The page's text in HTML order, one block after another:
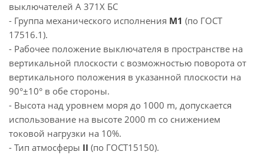
выключателей А 371Х БС
- Группа механического исполнения М1 (по ГОСТ
17516.1).
- Рабочее положение выключателя в пространстве на
вертикальной плоскости с возможностью поворота от
вертикального положения в указанной плоскости на
90°±10° в обе стороны.
- Высота над уровнем моря до 1000 m, допускается
использование на высоте 2000 m со снижением
токовой нагрузки на 10%.
- Тип атмосферы II (по ГОСТ15150).